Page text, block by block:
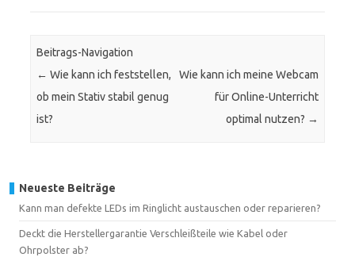
Beitrags-Navigation
← Wie kann ich feststellen,
ob mein Stativ stabil genug
ist?
Wie kann ich meine Webcam
für Online-Unterricht
optimal nutzen? →
Neueste Beiträge
Kann man defekte LEDs im Ringlicht austauschen oder reparieren?
Deckt die Herstellergarantie Verschleißteile wie Kabel oder
Ohrpolster ab?